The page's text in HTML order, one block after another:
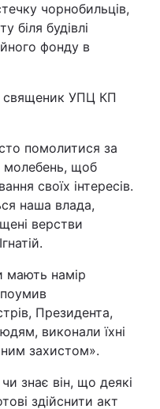
чорнобильців,
біля будівлі
фонду в
священик УПЦ КП
помолитися за
молебень, щоб
своїх інтересів.
наша влада,
верстви
мають намір
Президента,
виконали їхні
захистом».
знає він, що деякі
здійснити акт